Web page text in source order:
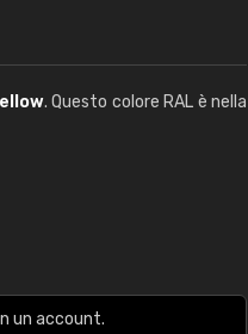
. Questo colore RAL è nella
un account.
K7 a base d'acqua